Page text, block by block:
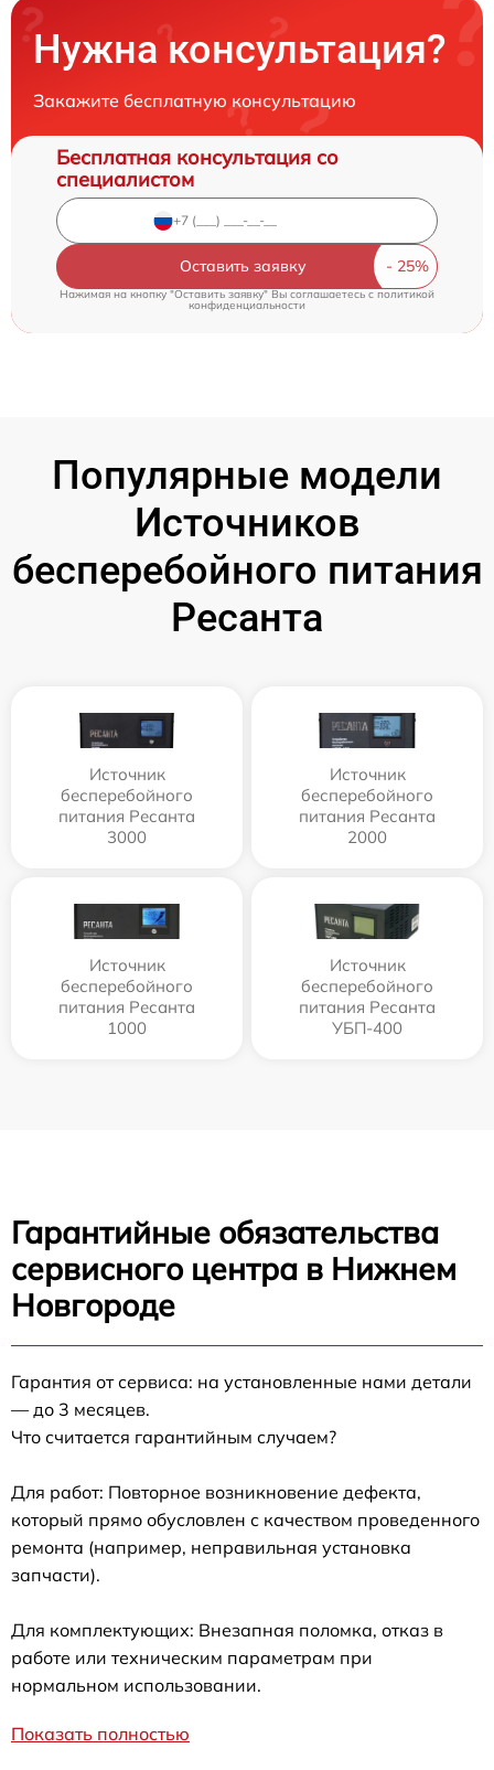
Нужна консультация?
Закажите бесплатную консультацию
Бесплатная консультация со
специалистом
Оставить заявку
Нажимая на кнопку "Оставить заявку" Вы соглашаетесь cполитикой
конфиденциальности
Популярные модели
Источников
бесперебойного питания
Ресанта
Источник
бесперебойного
питания Ресанта
3000
Источник
бесперебойного
питания Ресанта
2000
Источник
бесперебойного
питания Ресанта
1000
Источник
бесперебойного
питания Ресанта
УБП-400
Гарантийные обязательства
сервисного центра в Нижнем
Новгороде
Гарантия от сервиса: на установленные нами детали
— до 3 месяцев.
Что считается гарантийным случаем?
Для работ: Повторное возникновение дефекта,
который прямо обусловлен с качеством проведенного
ремонта (например, неправильная установка
запчасти).
Для комплектующих: Внезапная поломка, отказ в
работе или техническим параметрам при
нормальном использовании.
Показать полностью